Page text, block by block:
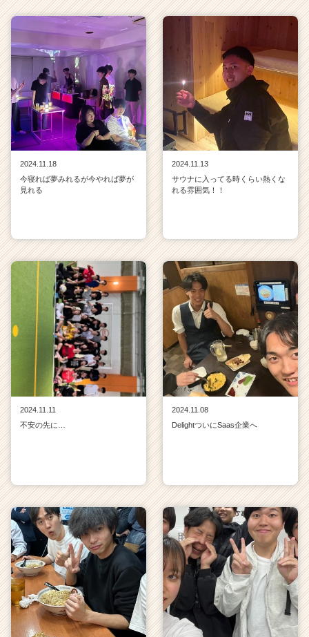
2024.11.18
今寝れば夢みれるが今やれば夢が
見れる
2024.11.13
サウナに入ってる時くらい熱くな
れる雰囲気！！
2024.11.11
不安の先に…
2024.11.08
DelightついにSaas企業へ